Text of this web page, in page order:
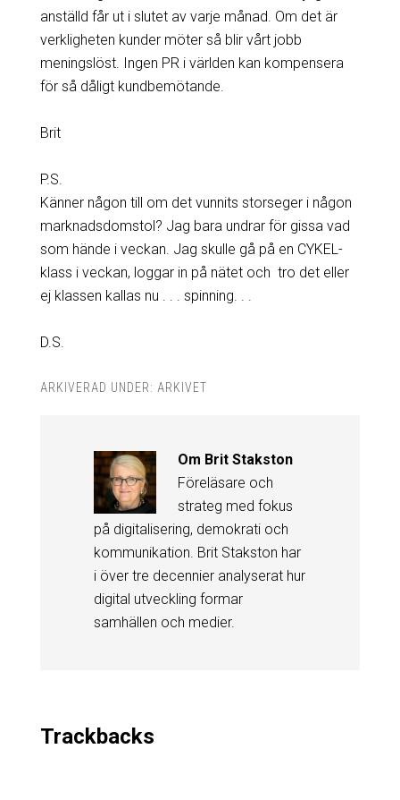
anställd får ut i slutet av varje månad. Om det är
verkligheten kunder möter så blir vårt jobb
meningslöst. Ingen PR i världen kan kompensera
för så dåligt kundbemötande.
Brit
P.S.
Känner någon till om det vunnits storseger i någon
marknadsdomstol? Jag bara undrar för gissa vad
som hände i veckan. Jag skulle gå på en CYKEL-
klass i veckan, loggar in på nätet och tro det eller
ej klassen kallas nu . . . spinning. . .
D.S.
ARKIVERAD UNDER: ARKIVET
Om Brit Stakston
Föreläsare och
strateg med fokus
på digitalisering, demokrati och
kommunikation. Brit Stakston har
i över tre decennier analyserat hur
digital utveckling formar
samhällen och medier.
Trackbacks